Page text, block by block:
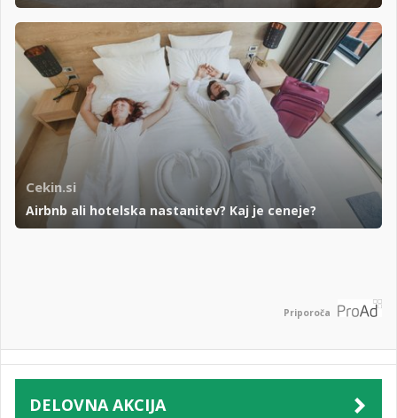
Cekin.si
Airbnb ali hotelska nastanitev? Kaj je ceneje?
Priporoča
DELOVNA AKCIJA